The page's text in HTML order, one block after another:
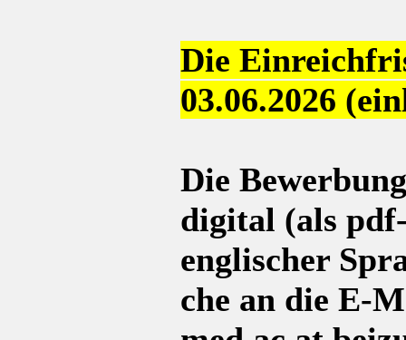
Die
03.06.2026
Die
digital (als
englischer
che an die E-